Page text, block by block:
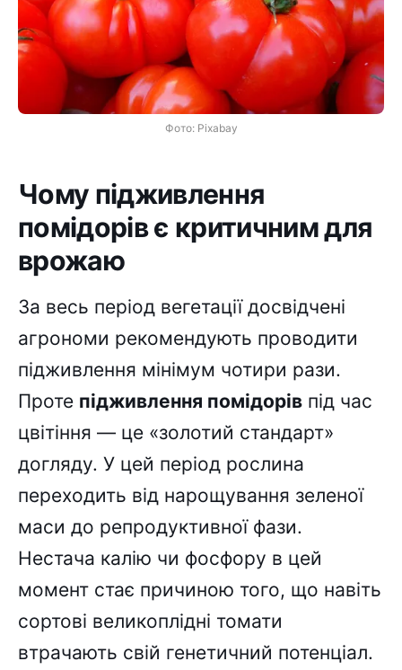
Фото: Pixabay
Чому підживлення
помідорів є критичним для
врожаю
За весь період вегетації досвідчені
агрономи рекомендують проводити
підживлення мінімум чотири рази.
Проте підживлення помідорів під час
цвітіння — це «золотий стандарт»
догляду. У цей період рослина
переходить від нарощування зеленої
маси до репродуктивної фази.
Нестача калію чи фосфору в цей
момент стає причиною того, що навіть
сортові великоплідні томати
втрачають свій генетичний потенціал.